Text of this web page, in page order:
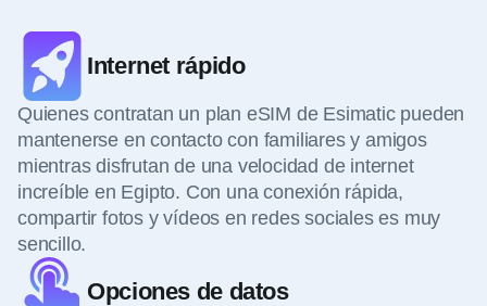
Internet rápido
Quienes contratan un plan eSIM de Esimatic pueden
mantenerse en contacto con familiares y amigos
mientras disfrutan de una velocidad de internet
increíble en Egipto. Con una conexión rápida,
compartir fotos y vídeos en redes sociales es muy
sencillo.
Opciones de datos